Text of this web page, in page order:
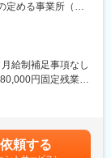
任が2名（技術
ジュールです。電
、在宅医療患者を
のない過酷な状況
バーサルなデザイ
る、自社製品を購
ンテナンスを行
辿っており、同社
ある「全自動調剤
定める事業所（リ
給制補足事項なし
円固定残業手
す。■昇給：年1
収500万円／32歳
頼する